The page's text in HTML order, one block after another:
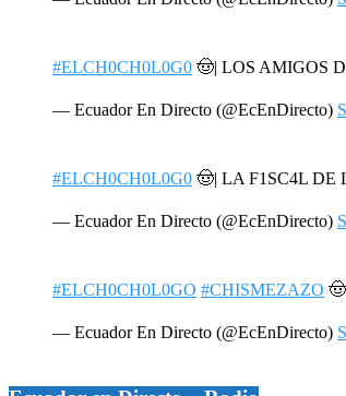
#ELCH0CH0L0G0 🤠| LOS AMIGOS
— Ecuador En Directo (@EcEnDirecto)
#ELCH0CH0L0G0 🤠| LA F1SC4L
— Ecuador En Directo (@EcEnDirecto)
#ELCH0CH0L0GO #CHISMEZAZO
— Ecuador En Directo (@EcEnDirecto)